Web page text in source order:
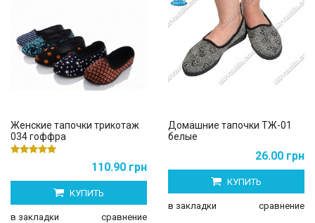
Женские тапочки трикотаж
034 гоффра
110.90 грн
КУПИТЬ
в закладки сравнение
Домашние тапочки ТЖ-01
белые
26.00 грн
КУПИТЬ
в закладки сравнение